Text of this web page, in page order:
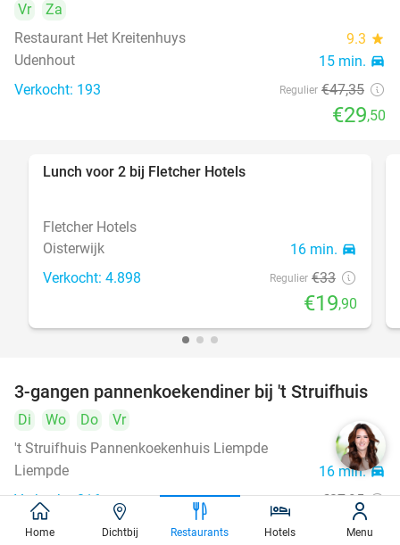
Vr
Za
Restaurant Het Kreitenhuys
9.3 star
Udenhout 15 min. directions_car
Verkocht: 193 Regulier €47,35
€29,50
Lunch voor 2 bij Fletcher Hotels
Fletcher Hotels
Oisterwijk
16 min. directions_car
Verkocht: 4.898 Regulier €33
€19,90
43%
3-gangen pannenkoekendiner bij 't Struifhuis
Di Wo Do
Vr
't Struifhuis Pannenkoekenhuis Liempde
9.4star
Liempde 16 min.directions_car
Verkocht: 816 €27,95
€15,95
Home Dichtbij Restaurants Hotels Menu